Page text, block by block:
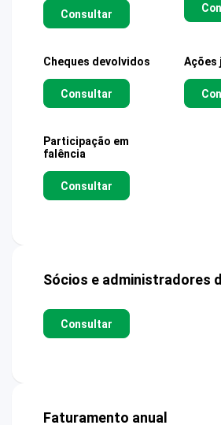
Consultar
Cheques devolvidos
Consultar
Ações
Participação em
falência
Consultar
Sócios e administradores
Consultar
Faturamento anual